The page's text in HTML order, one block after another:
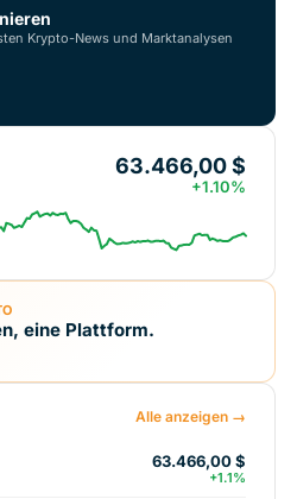
Krypto-News und Marktanalysen
63.466,00 $
+1.10%
eine Plattform.
Alle anzeigen →
63.466,00 $
+1.1%